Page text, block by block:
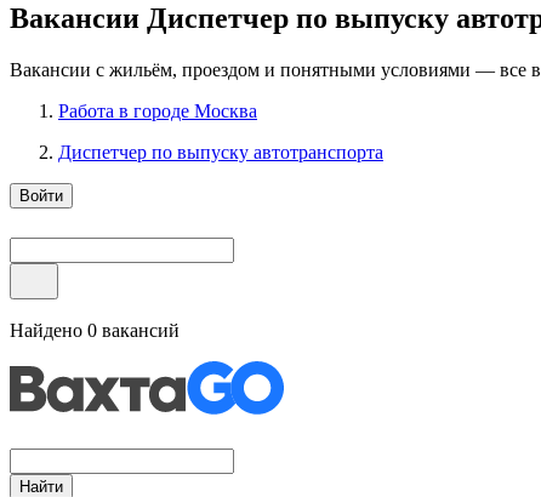
Вакансии Диспетчер по выпуску
Вакансии с жильём, проездом и понятными условиями — все
Работа в городе Москва
Диспетчер по выпуску автотранспорта
Войти
Найдено 0 вакансий
Найти